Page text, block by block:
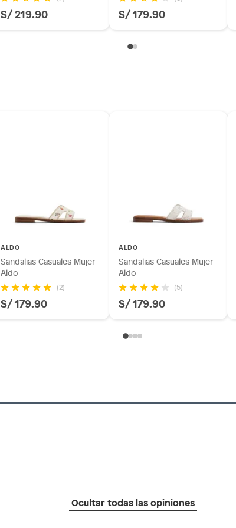
S/ 219.90 S/ 179.90
ALDO
Sandalias Casuales Mujer
Aldo
(2)
S/ 179.90
ALDO
Sandalias Casuales Mujer
Aldo
(5)
S/ 179.90
Ocultar todas las opiniones